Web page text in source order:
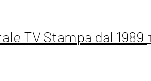
TV Stampa dal 1989